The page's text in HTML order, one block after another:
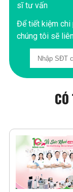
sĩ tư vấn
Để tiết kiệm chi
chúng tôi sẽ